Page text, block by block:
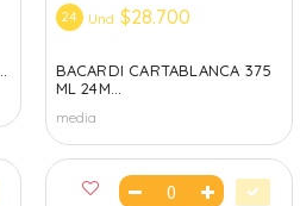
24 Und $28.700
BACARDI CARTABLANCA 375
ML 24M...
media